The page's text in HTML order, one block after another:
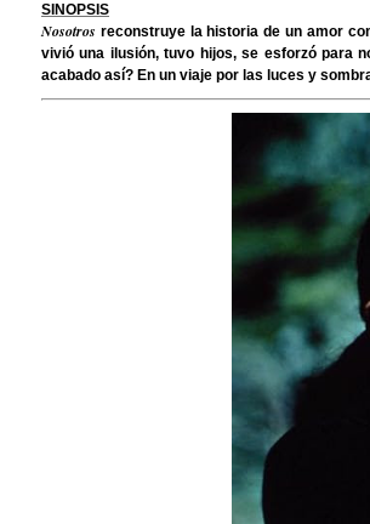
SINOPSIS
Nosotros reconstruye la historia de un amor
vivió una ilusión, tuvo hijos, se esforzó para
acabado así? En un viaje por las luces y